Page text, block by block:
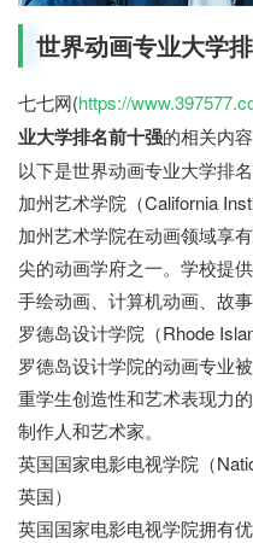
世界动画专业大学
七七网(https://
业大学排名前十强的相关内容
以下是世界动画专业大学排
加州艺术学院（California
加州艺术学院在动画领域享
尖的动画学府之一。学校提
手绘动画、计算机动画、故事
罗德岛设计学院（Rhode
罗德岛设计学院的动画专业
重学生创造性和艺术表现力
制作人和艺术家。
英国国家电影电视学院（
英国）
英国国家电影电视学院拥有